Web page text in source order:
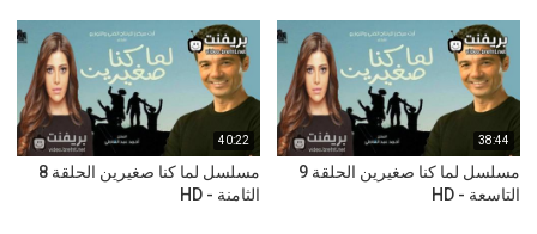
38:44
مسلسل لما كنا صغيرين الحلقة 9
التاسعة - HD
40:22
مسلسل لما كنا صغيرين الحلقة 8
الثامنة - HD